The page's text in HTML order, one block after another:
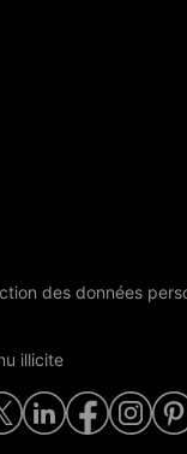
des données
illicite